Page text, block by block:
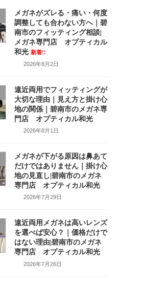
メガネがズレる・痛い・何度
調整しても合わない方へ｜碧
南市のフィッティング相談|
メガネ専門店 オプティカル
和光 新着!!
2026年8月2日
遠近両用でフィッティングが
大切な理由｜見え方と掛け心
地の関係｜碧南市のメガネ専
門店 オプティカル和光
2026年8月1日
メガネが下がる原因は鼻あて
だけではありません｜掛け心
地の見直し|碧南市のメガネ
専門店 オプティカル和光
2026年7月29日
遠近両用メガネは高いレンズ
を選べば安心？｜価格だけで
はない理由|碧南市のメガネ
専門店 オプティカル和光
2026年7月26日